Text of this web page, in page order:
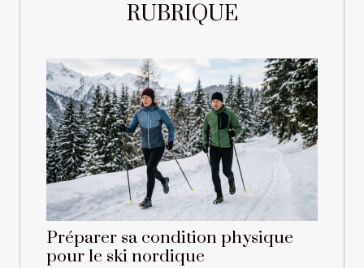
RUBRIQUE
Préparer sa condition physique
pour le ski nordique